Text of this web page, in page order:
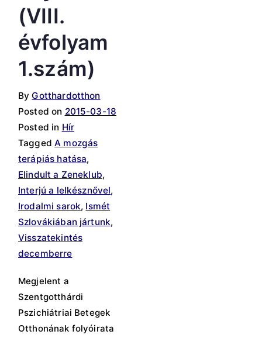
(VIII.
évfolyam
1.szám)
ByGotthardotthon
Posted on 2015-03-18
Posted in Hír
TaggedA mozgás
terápiás hatása,
Elindult a Zeneklub,
Interjú a lelkésznővel,
Irodalmi sarok, Ismét
Szlovákiában jártunk,
Visszatekintés
decemberre
Megjelent a
Szentgotthárdi
Pszichiátriai Betegek
Otthonának folyóirata